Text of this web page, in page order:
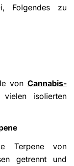
Folgendes zu
von Cannabis-
vielen isolierten
Terpene von
getrennt und